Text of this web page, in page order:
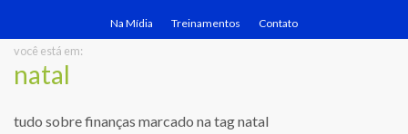
Na Mídia Treinamentos Contato
você está em:
natal
tudo sobre finanças marcado na tag natal